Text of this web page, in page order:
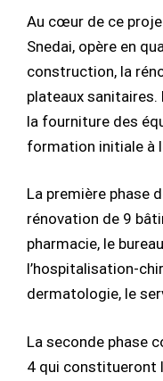
Au cœur de ce
Snedai, opère en
construction, la
plateaux
la fourniture des
formation initiale à
La première phase
rénovation de 9
pharmacie, le
l’hospitalisation-
dermatologie, le
La seconde phase
4 qui constitueront